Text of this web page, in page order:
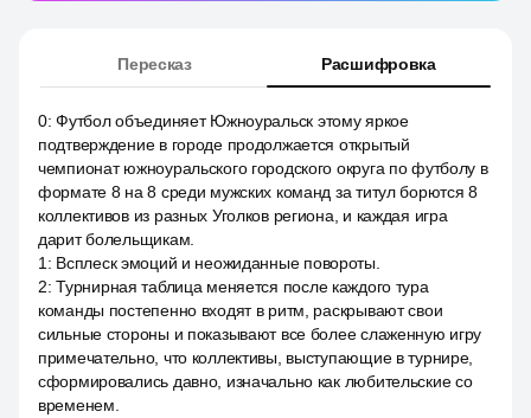
Пересказ Расшифровка
0:Футбол объединяет Южноуральск этому яркое
подтверждение в городе продолжается открытый
чемпионат южноуральского городского округа по футболу в
формате 8 на 8 среди мужских команд за титул борются 8
коллективов из разных Уголков региона, и каждая игра
дарит болельщикам.
1 : Всплеск эмоций и неожиданные повороты.
2:Турнирная таблица меняется после каждого тура
команды постепенно входят в ритм, раскрывают свои
сильные стороны и показывают все более слаженную игру
примечательно, что коллективы, выступающие в турнире,
сформировались давно, изначально как любительские со
временем.